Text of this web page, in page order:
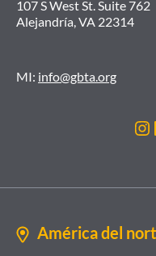
107 S West St. Suite 762
Alejandría, VA 22314
MI: info@gbta.org
América del